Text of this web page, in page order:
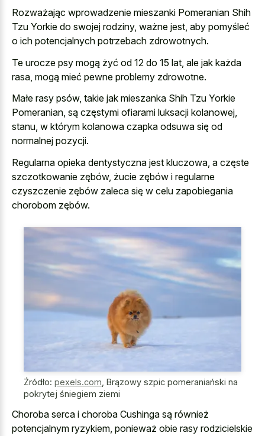
Rozważając wprowadzenie mieszanki Pomeranian Shih
Tzu Yorkie do swojej rodziny, ważne jest, aby pomyśleć
o ich potencjalnych potrzebach zdrowotnych.
Te urocze psy mogą żyć od 12 do 15 lat, ale jak każda
rasa, mogą mieć pewne problemy zdrowotne.
Małe rasy psów, takie jak mieszanka Shih Tzu Yorkie
Pomeranian, są częstymi ofiarami luksacji kolanowej,
stanu, w którym kolanowa czapka odsuwa się od
normalnej pozycji.
Regularna opieka dentystyczna jest kluczowa, a częste
szczotkowanie zębów, żucie zębów i regularne
czyszczenie zębów zaleca się w celu zapobiegania
chorobom zębów.
Źródło: pexels.com Brązowy szpic pomeraniański na
pokrytej śniegiem ziemi
Choroba serca i choroba Cushinga są również
potencjalnym ryzykiem, ponieważ obie rasy rodzicielskie